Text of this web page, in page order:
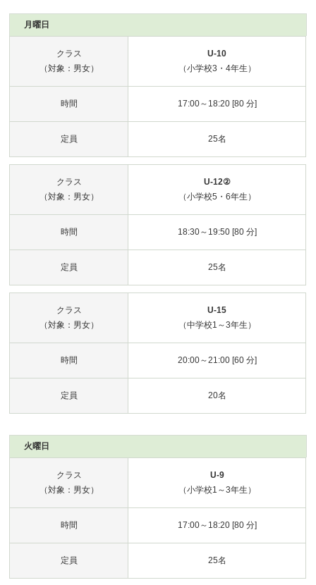
月曜日
クラス
（対象：男女）
U-10
（小学校3・4年生）
時間 17:00～18:20 [80 分]
定員 25名
クラス
（対象：男女）
U-12②
（小学校5・6年生）
時間 18:30～19:50 [80 分]
定員 25名
クラス
（対象：男女）
U-15
（中学校1～3年生）
時間 20:00～21:00 [60 分]
定員 20名
火曜日
クラス
（対象：男女）
U-9
（小学校1～3年生）
時間 17:00～18:20 [80 分]
定員 25名